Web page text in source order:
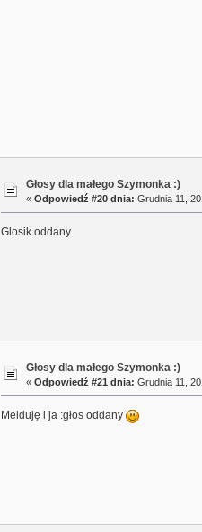
Głosy dla małego Szymonka :)
« Odpowiedź #20 dnia: Grudnia 11,
Glosik oddany
Głosy dla małego Szymonka :)
« Odpowiedź #21 dnia: Grudnia 11,
Melduję i ja :głos oddany